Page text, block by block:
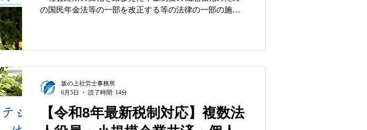
の国民年金法等の一部を改正する等の法律の一部の施行
の変化の中、老後の資産形成の中核を担う確定拠出年金
制度は、極めて大きな転換点を迎えます。本記事では、
企業の経営者・人事労務担当者に向けて、今回の法改正
がもたらす影響と実務上の対策を、社会保険労務士の専
門的な知見から「3つの視点」に整理して深く解説いたし
【令和8年最新税制対応】複数法
坂の上社労士事務所
6月5日
読了時間: 14分